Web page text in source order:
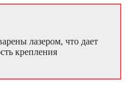
лазером, что дает
крепления